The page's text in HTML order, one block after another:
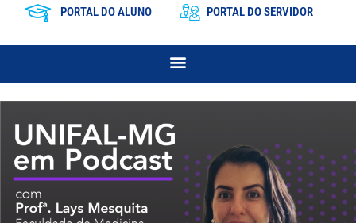
PORTAL DO ALUNO PORTAL DO SERVIDOR